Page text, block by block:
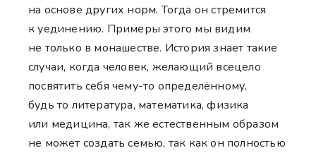
на основе других норм. Тогда он стремится
к уединению. Примеры этого мы видим
не только в монашестве. История знает такие
случаи, когда человек, желающий всецело
посвятить себя чему-то определённому,
будь то литература, математика, физика
или медицина, так же естественным образом
не может создать семью, так как он полностью